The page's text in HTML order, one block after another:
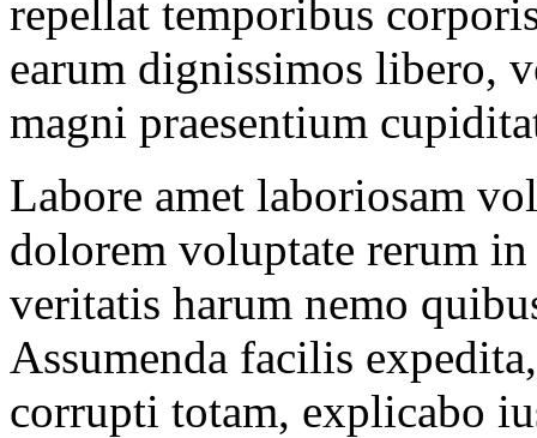
repellat temporibus
earum dignissimos libero,
magni praesentium
Labore amet laboriosam
dolorem voluptate rerum
veritatis harum nemo
Assumenda facilis
corrupti totam, explicabo